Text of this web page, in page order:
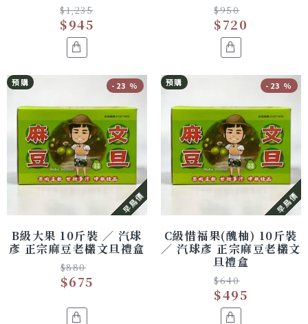
$945
$1,235
$720
$950
預購
早鳥價
-23 %
B級大果 10斤裝 ／ 汽球
彥 正宗麻豆老欉文旦禮盒
$675
$880
預購
早鳥價
-23 %
C級惜福果(醜柚) 10斤裝
／ 汽球彥 正宗麻豆老欉文
旦禮盒
$495
$640